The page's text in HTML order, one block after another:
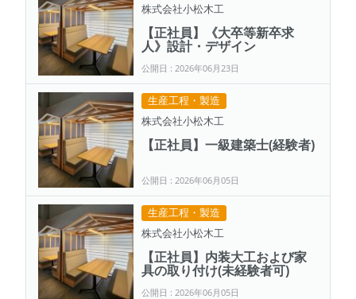
株式会社小松木工
【正社員】《大卒等新卒求
人》設計・デザイン
公開日 : 2026年06月23日
生産工程・製造
株式会社小松木工
【正社員】一級建築士(経験者)
公開日 : 2026年06月05日
生産工程・製造
株式会社小松木工
【正社員】内装大工および家
具の取り付け(未経験者可)
公開日 : 2026年06月05日